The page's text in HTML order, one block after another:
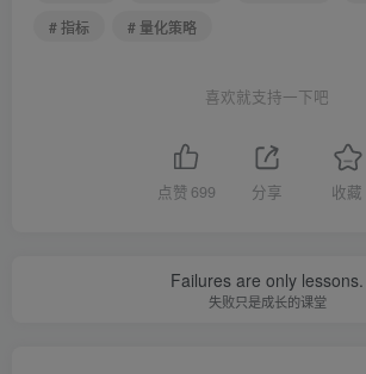
# 指标
# 量化策略
喜欢就支持一下吧
点赞 699 分享 收藏
Failures are only lessons.
失败只是成长的课堂